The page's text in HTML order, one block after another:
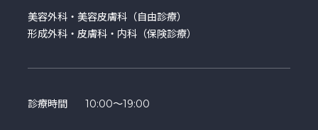
美容外科・美容皮膚科（自由診療）
形成外科・皮膚科・内科（保険診療）
診療時間 10:00～19:00